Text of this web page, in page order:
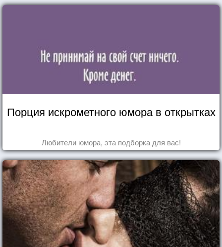
Порция искрометного юмора в открытках
Любители юмора, эта подборка для вас!